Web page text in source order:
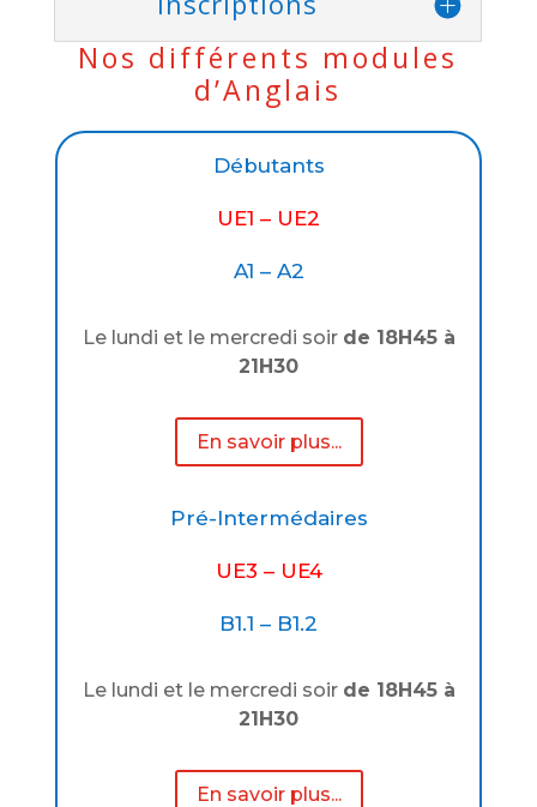
Nos différents modules
d’Anglais
Débutants
UE1 – UE2
A1 – A2
Le lundi et le mercredi soir de 18H45 à
21H30
En savoir plus...
Pré-Intermédaires
UE3 – UE4
B1.1 – B1.2
Le lundi et le mercredi soir de 18H45 à
21H30
En savoir plus...